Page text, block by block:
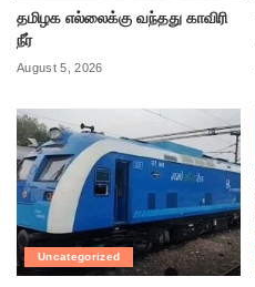
தமிழக எல்லைக்கு வந்தது காவிரி
நீர்
August 5, 2026
Uncategorized